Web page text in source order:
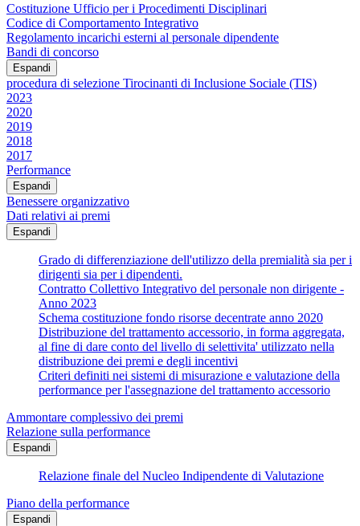
Costituzione Ufficio per i Procedimenti Disciplinari
Codice di Comportamento Integrativo
Regolamento incarichi esterni al personale dipendente
Bandi di concorso
Espandi
procedura di selezione Tirocinanti di Inclusione Sociale (TIS)
2023
2020
2019
2018
2017
Performance
Espandi
Benessere organizzativo
Dati relativi ai premi
Espandi
Grado di differenziazione dell'utilizzo della premialità sia per i
dirigenti sia per i dipendenti.
Contratto Collettivo Integrativo del personale non dirigente -
Anno 2023
Schema costituzione fondo risorse decentrate anno 2020
Distribuzione del trattamento accessorio, in forma aggregata,
al fine di dare conto del livello di selettivita' utilizzato nella
distribuzione dei premi e degli incentivi
Criteri definiti nei sistemi di misurazione e valutazione della
performance per l'assegnazione del trattamento accessorio
Ammontare complessivo dei premi
Relazione sulla performance
Espandi
Relazione finale del Nucleo Indipendente di Valutazione
Piano della performance
Espandi